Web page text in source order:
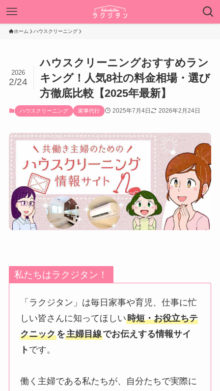
ホーム ハウスクリーニング
ハウスクリーニングおすすめラン
キング！人気8社の料金相場・選び
方徹底比較【2025年最新】
2026
2/24
ハウスクリーニング 家事代行 2025年7月4日 2026年2月24日
私たちはラクジタン！
「ラクジタン」は毎日家事や育児、仕事に忙
しい皆さんに知ってほしい時短・お役立ちテ
クニックを主婦目線でお伝えする情報サイ
ト です。
働く主婦である私たちが、自分たちで実際に